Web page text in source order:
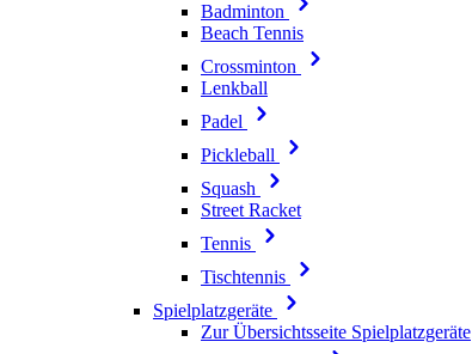
Badminton
Beach Tennis
Crossminton
Lenkball
Padel
Pickleball
Squash
Street Racket
Tennis
Tischtennis
Spielplatzgeräte
Zur Übersichtsseite Spielplatzgeräte